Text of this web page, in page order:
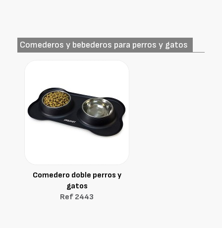
Comederos y bebederos para perros y gatos
Comedero doble perros y
gatos
Ref 2443